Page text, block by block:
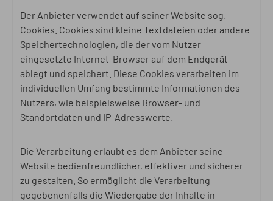
Der Anbieter verwendet auf seiner Website sog.
Cookies. Cookies sind kleine Textdateien oder andere
Speichertechnologien, die der vom Nutzer
eingesetzte Internet-Browser auf dem Endgerät
ablegt und speichert. Diese Cookies verarbeiten im
individuellen Umfang bestimmte Informationen des
Nutzers, wie beispielsweise Browser- und
Standortdaten und IP-Adresswerte.
Die Verarbeitung erlaubt es dem Anbieter seine
Website bedienfreundlicher, effektiver und sicherer
zu gestalten. So ermöglicht die Verarbeitung
gegebenenfalls die Wiedergabe der Inhalte in